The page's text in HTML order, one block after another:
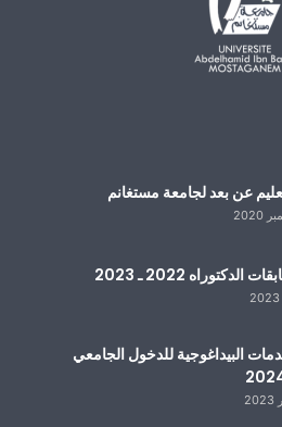
عن بعد لجامعة مستغانم
الدكتوراه 2022 ـ 2023
البيداغوجية للدخول الجامعي